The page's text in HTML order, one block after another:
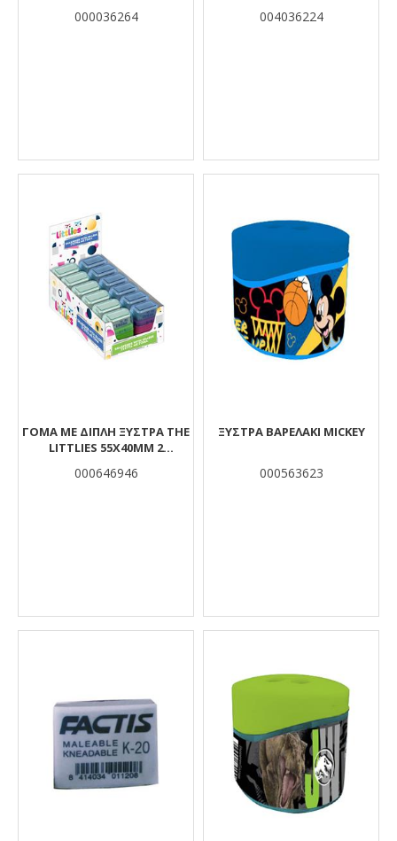
000036264 004036224
ΓΌΜΑ ΜΕ ΔΙΠΛΉ ΞΎΣΤΡΑ THE
LITTLIES 55X40MM 2
000646946
ΞΥΣΤΡΑ ΒΑΡΕΛΑΚΙ MICKEY
000563623